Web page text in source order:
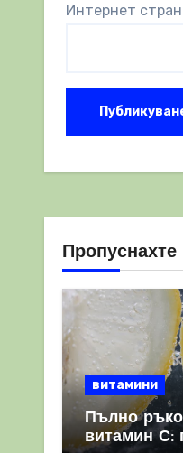
Интернет
Пропуснахте
витамини
Пълно
витамин С: